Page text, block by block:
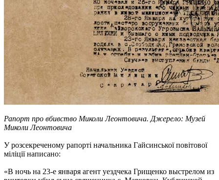
Рапорт про вбивство Миколи Леонтовича. Джерело: Музей
Миколи Леонтовича
У розсекреченому рапорті начальника Гайсинської повітової
міліції написано:
«В ночь на 23-е января агент уездчека Грищенко выстрелом из